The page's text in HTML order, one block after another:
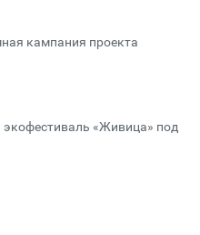
кампания проекта
«Живица» под